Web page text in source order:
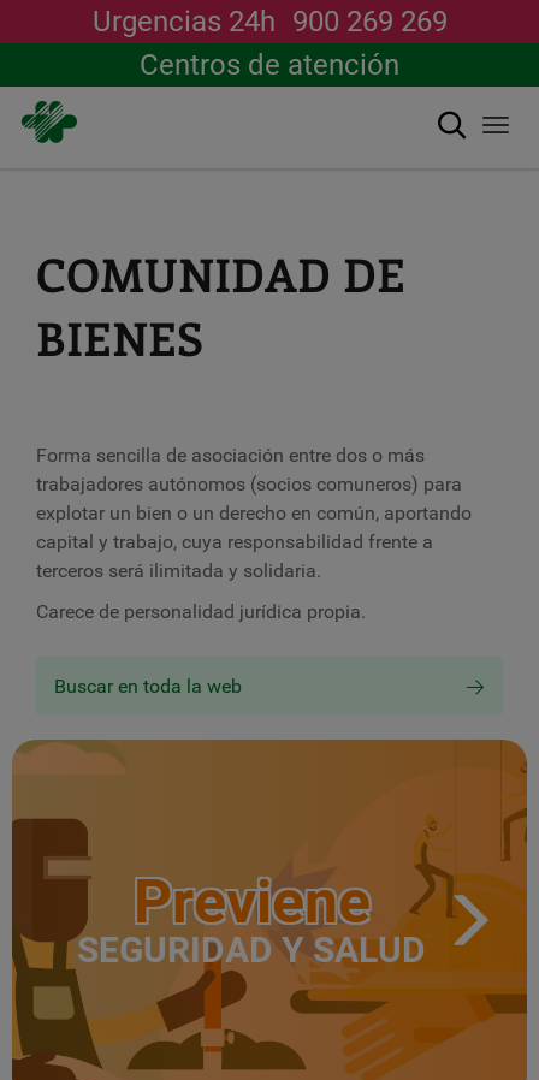
Urgencias 24h 900 269 269
Centros de atención
Buscar
COMUNIDAD DE
BIENES
Forma sencilla de asociación entre dos o más
trabajadores autónomos (socios comuneros) para
explotar un bien o un derecho en común, aportando
capital y trabajo, cuya responsabilidad frente a
terceros será ilimitada y solidaria.
Carece de personalidad jurídica propia.
Buscar en toda la web
Previene
SEGURIDAD Y SALUD